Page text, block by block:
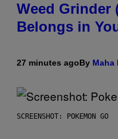
Weed Grinder
Belongs in
27 minutes agoBy Maha
SCREENSHOT: POKEMON GO